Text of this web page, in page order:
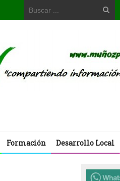
Formación Desarrollo Local